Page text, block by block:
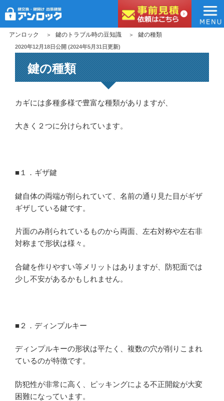
アンロック
アンロック 鍵のトラブル時の豆知識 鍵の種類
投
稿
日:
2020年12月18日公開 (2024年5月31日更新)
鍵の種類
カギには多種多様で豊富な種類がありますが、
大きく２つに分けられています。
■１．ギザ鍵
鍵自体の両端が削られていて、名前の通り見た目がギザ
ギザしている鍵です。
片面のみ削られているものから両面、左右対称や左右非
対称まで形状は様々。
合鍵を作りやすい等メリットはありますが、防犯面では
少し不安があるかもしれません。
■２．ディンプルキー
ディンプルキーの形状は平たく、複数の穴が削りこまれ
ているのが特徴です。
防犯性が非常に高く、ピッキングによる不正開錠が大変
困難になっています。